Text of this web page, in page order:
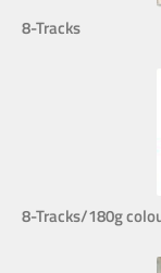
8-Tracks
8-Tracks/180g